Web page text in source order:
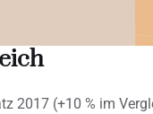
2017 (+10 % im